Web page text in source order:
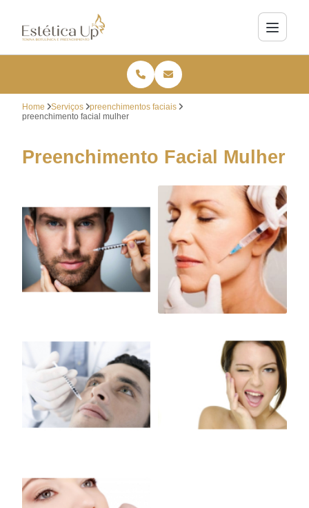
Home Serviços
preenchimentos faciais
preenchimento facial mulher
Preenchimento Facial Mulher